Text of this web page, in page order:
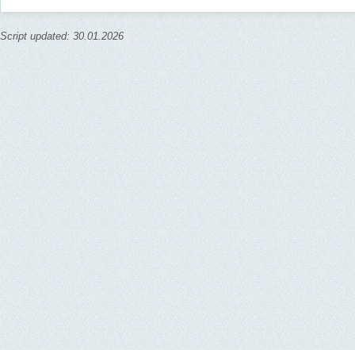
Script updated: 30.01.2026